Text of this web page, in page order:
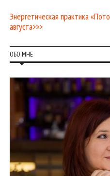
Энергетическая практика
августа>>>
ОБО МНЕ